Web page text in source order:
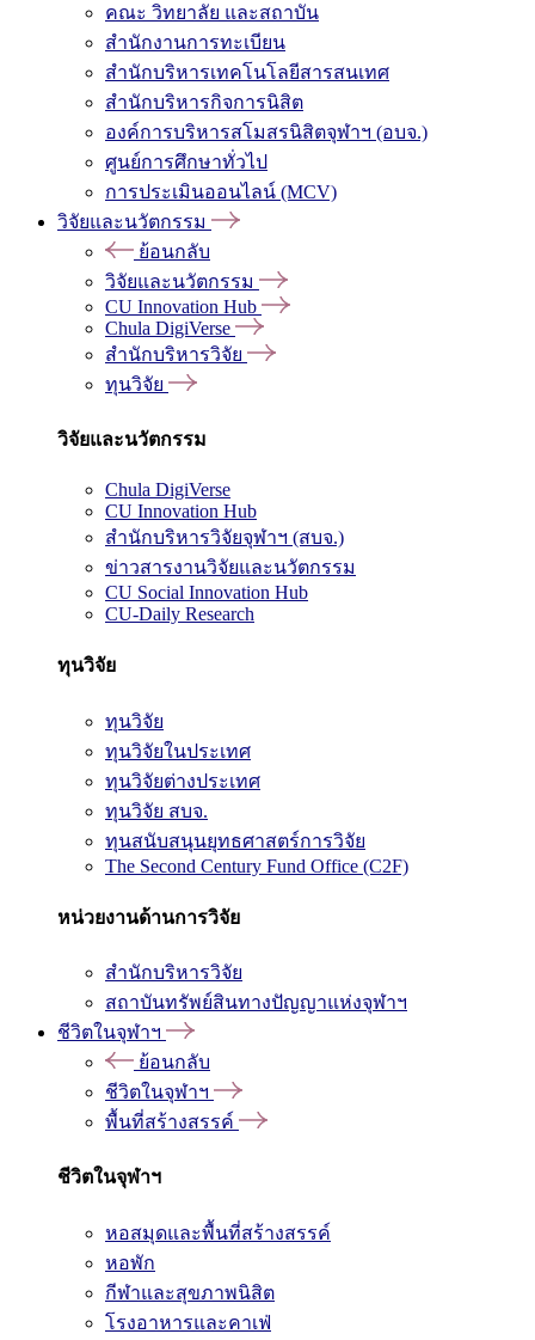
คณะ วิทยาลัย และสถาบัน
สำนักงานการทะเบียน
สำนักบริหารเทคโนโลยีสารสนเทศ
สำนักบริหารกิจการนิสิต
องค์การบริหารสโมสรนิสิตจุฬาฯ (อบจ.)
ศูนย์การศึกษาทั่วไป
การประเมินออนไลน์ (MCV)
วิจัยและนวัตกรรม
ย้อนกลับ
วิจัยและนวัตกรรม
CU Innovation Hub
Chula DigiVerse
สำนักบริหารวิจัย
ทุนวิจัย
วิจัยและนวัตกรรม
Chula DigiVerse
CU Innovation Hub
สำนักบริหารวิจัยจุฬาฯ (สบจ.)
ข่าวสารงานวิจัยและนวัตกรรม
CU Social Innovation Hub
CU-Daily Research
ทุนวิจัย
ทุนวิจัย
ทุนวิจัยในประเทศ
ทุนวิจัยต่างประเทศ
ทุนวิจัย สบจ.
ทุนสนับสนุนยุทธศาสตร์การวิจัย
The Second Century Fund Office (C2F)
หน่วยงานด้านการวิจัย
สำนักบริหารวิจัย
สถาบันทรัพย์สินทางปัญญาแห่งจุฬาฯ
ชีวิตในจุฬาฯ
ย้อนกลับ
ชีวิตในจุฬาฯ
พื้นที่สร้างสรรค์
ชีวิตในจุฬาฯ
หอสมุดและพื้นที่สร้างสรรค์
หอพัก
กีฬาและสุขภาพนิสิต
โรงอาหารและคาเฟ่